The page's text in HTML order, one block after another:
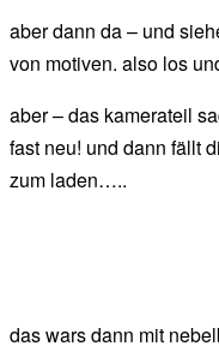
aber dann da – und
von motiven. also los
aber – das kamerateil
fast neu! und dann fällt
zum laden…..
das wars dann mit